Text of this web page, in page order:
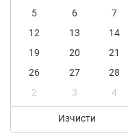
5
6 7
12
13 14
19
20 21
26
27 28
2
3 4
Изчисти